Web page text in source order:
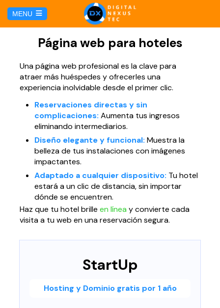
MENU
SERVICIOS
Gestión de Redes Sociales
Brand Book
Soluciones TI
Soporte Técnico
Página web para Agencias de Viaje
Página web para Hoteles
Página web para Restaurantes
Página web para Tiendas Virtuales
MARKETING DIGITAL
Marketing por Facebook
Marketing por Google
BLOG
CONTÁCTANOS
Página web para hoteles
Una página web profesional es la clave para
atraer más huéspedes y ofrecerles una
experiencia inolvidable desde el primer clic.
Reservaciones directas y sin
complicaciones: Aumenta tus ingresos
eliminando intermediarios.
Diseño elegante y funcional: Muestra la
belleza de tus instalaciones con imágenes
impactantes.
Adaptado a cualquier dispositivo: Tu hotel
estará a un clic de distancia, sin importar
dónde se encuentren.
Haz que tu hotel brille en línea y convierte cada
visita a tu web en una reservación segura.
StartUp
Hosting y Dominio gratis por 1 año